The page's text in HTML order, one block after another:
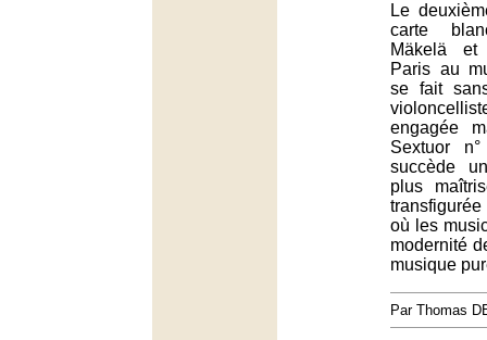
Le
carte
Mäkelä et
Paris au
se fait
engagée
Sextuor
succède
plus
où les
modernité
musique
Par Thomas